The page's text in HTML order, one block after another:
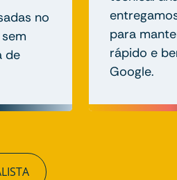
no
de
para
rápido e
Google.